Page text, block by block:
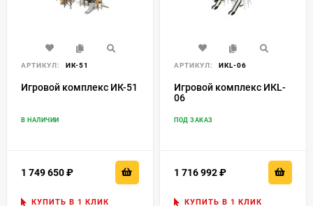
АРТИКУЛ: ИК-51
Игровой комплекс ИК-51
В НАЛИЧИИ
1 749 650
КУПИТЬ В 1 КЛИК
АРТИКУЛ: ИКL-06
Игровой комплекс ИКL-
06
ПОД ЗАКАЗ
1 716 992
КУПИТЬ В 1 КЛИК